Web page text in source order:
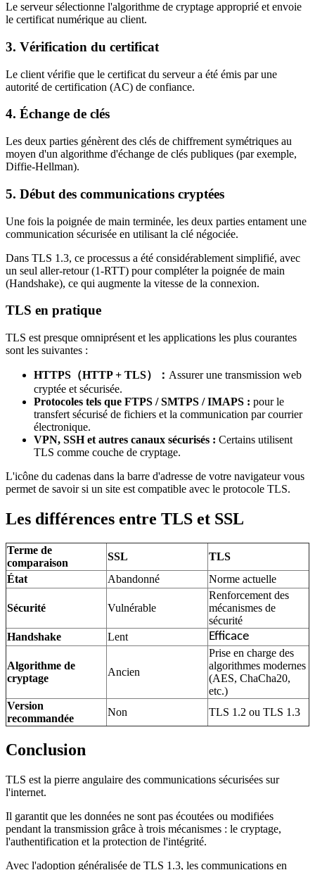
Le serveur sélectionne l'algorithme de cryptage approprié et envoie
le certificat numérique au client.
3. Vérification du certificat
Le client vérifie que le certificat du serveur a été émis par une
autorité de certification (AC) de confiance.
4. Échange de clés
Les deux parties génèrent des clés de chiffrement symétriques au
moyen d'un algorithme d'échange de clés publiques (par exemple,
Diffie-Hellman).
5. Début des communications cryptées
Une fois la poignée de main terminée, les deux parties entament une
communication sécurisée en utilisant la clé négociée.
Dans TLS 1.3, ce processus a été considérablement simplifié, avec
un seul aller-retour (1-RTT) pour compléter la poignée de main
(Handshake), ce qui augmente la vitesse de la connexion.
TLS en pratique
TLS est presque omniprésent et les applications les plus courantes
sont les suivantes :
HTTPS（HTTP + TLS）： Assurer une transmission web
cryptée et sécurisée.
Protocoles tels que FTPS / SMTPS / IMAPS : pour le
transfert sécurisé de fichiers et la communication par courrier
électronique.
VPN, SSH et autres canaux sécurisés : Certains utilisent
TLS comme couche de cryptage.
L'icône du cadenas dans la barre d'adresse de votre navigateur vous
permet de savoir si un site est compatible avec le protocole TLS.
Les différences entre TLS et SSL
Terme de
comparaison
SSL
TLS
État
Abandonné Norme actuelle
Sécurité Vulnérable
Renforcement des
mécanismes de
sécurité
Handshake
Lent Efficace
Algorithme de
cryptage
Ancien
Prise en charge des
algorithmes modernes
(AES, ChaCha20,
etc.)
Version
recommandée
Non TLS 1.2 ou TLS 1.3
Conclusion
TLS est la pierre angulaire des communications sécurisées sur
l'internet.
Il garantit que les données ne sont pas écoutées ou modifiées
pendant la transmission grâce à trois mécanismes : le cryptage,
l'authentification et la protection de l'intégrité.
Avec l'adoption généralisée de TLS 1.3, les communications en